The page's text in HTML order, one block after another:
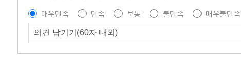
매우만족
만족 보통 불만족 매우불만족